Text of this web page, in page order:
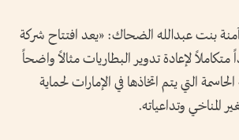
بنت عبدالله الضحاك: «يعد افتتاح شركة
لإعادة تدوير البطاريات مثالاً واضحاً
التي يتم اتخاذها في الإمارات لحماية
المناخي وتداعياته.